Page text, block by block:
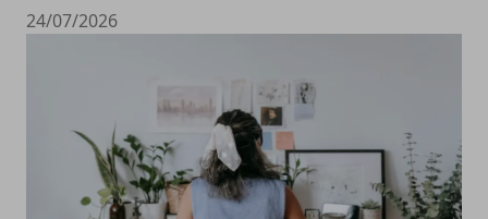
24/07/2026